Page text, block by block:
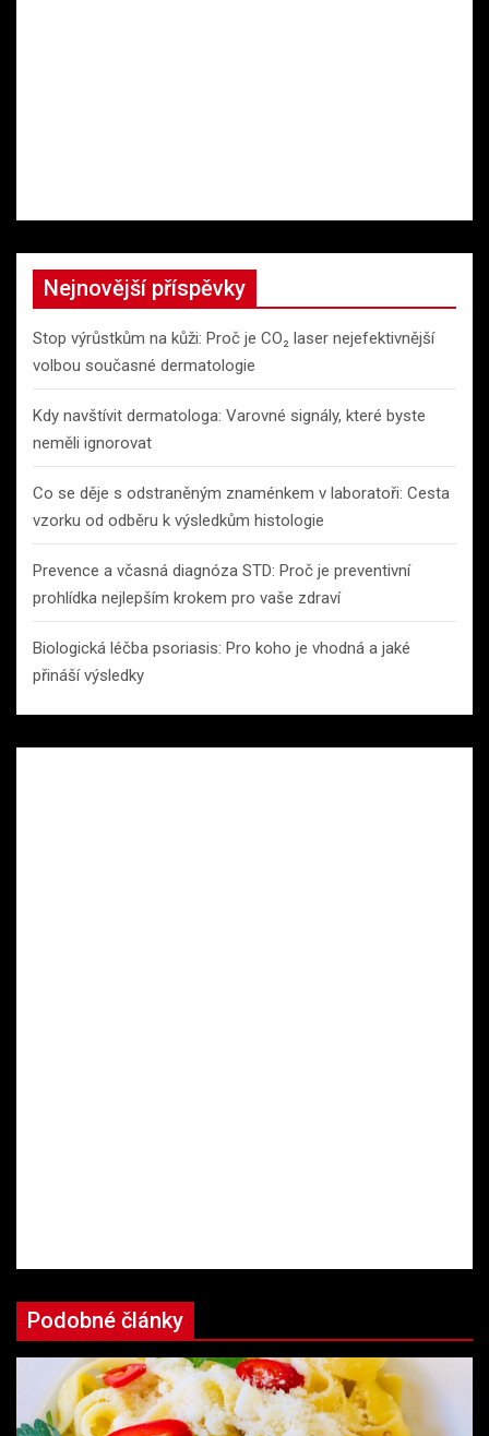
Nejnovější příspěvky
Stop výrůstkům na kůži: Proč je CO₂ laser nejefektivnější
volbou současné dermatologie
Kdy navštívit dermatologa: Varovné signály, které byste
neměli ignorovat
Co se děje s odstraněným znaménkem v laboratoři: Cesta
vzorku od odběru k výsledkům histologie
Prevence a včasná diagnóza STD: Proč je preventivní
prohlídka nejlepším krokem pro vaše zdraví
Biologická léčba psoriasis: Pro koho je vhodná a jaké
přináší výsledky
Podobné články